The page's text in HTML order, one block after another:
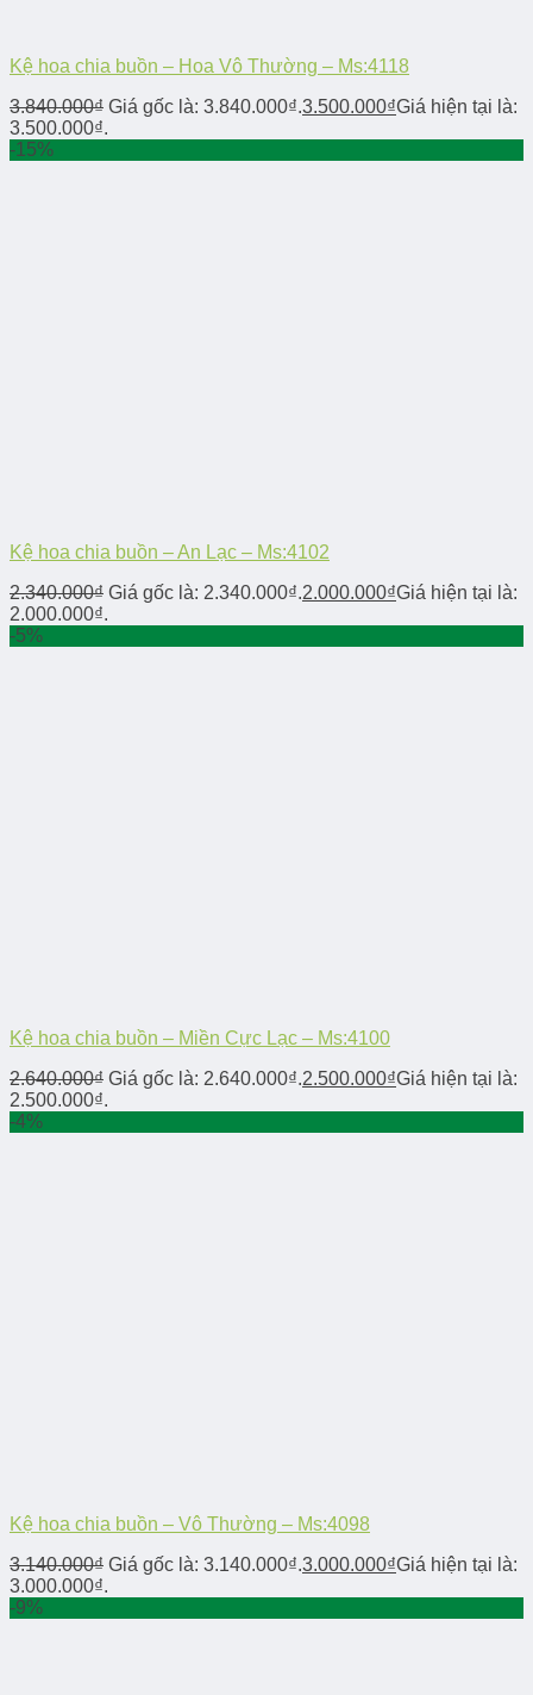
Kệ hoa chia buồn – Hoa Vô Thường – Ms:4118
3.840.000₫ Giá gốc là: 3.840.000₫.3.500.000₫Giá hiện tại là:
3.500.000₫.
-15%
Kệ hoa chia buồn – An Lạc – Ms:4102
2.340.000₫ Giá gốc là: 2.340.000₫.2.000.000₫Giá hiện tại là:
2.000.000₫.
-5%
Kệ hoa chia buồn – Miền Cực Lạc – Ms:4100
2.640.000₫ Giá gốc là: 2.640.000₫.2.500.000₫Giá hiện tại là:
2.500.000₫.
-4%
Kệ hoa chia buồn – Vô Thường – Ms:4098
3.140.000₫ Giá gốc là: 3.140.000₫.3.000.000₫Giá hiện tại là:
3.000.000₫.
-9%